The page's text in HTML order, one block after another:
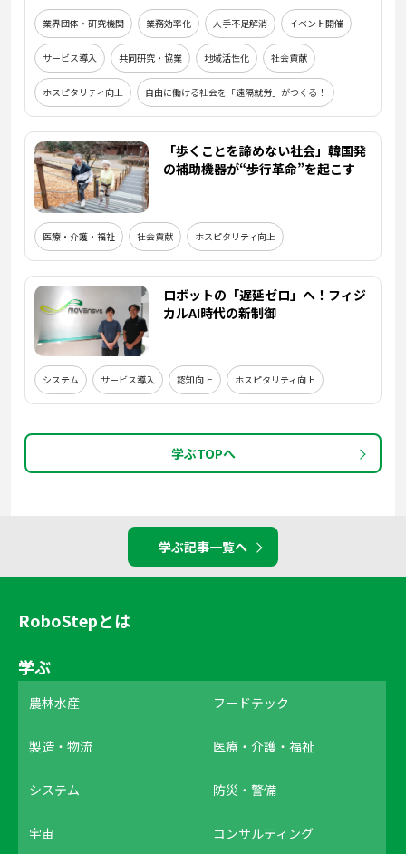
業界団体・研究機関 業務効率化 人手不足解消 イベント開催
サービス導入 共同研究・協業 地域活性化 社会貢献
ホスピタリティ向上 自由に働ける社会を「遠隔就労」がつくる！
「歩くことを諦めない社会」韓国発
の補助機器が“歩行革命”を起こす
医療・介護・福祉 社会貢献 ホスピタリティ向上
ロボットの「遅延ゼロ」へ！フィジ
カルAI時代の新制御
システム サービス導入 認知向上 ホスピタリティ向上
学ぶTOPへ
学ぶ記事一覧へ
RoboStepとは
学ぶ
農林水産 フードテック
製造・物流 医療・介護・福祉
システム 防災・警備
宇宙 コンサルティング